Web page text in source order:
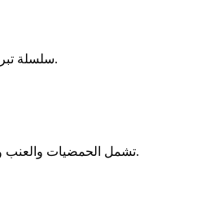
سلسلة تبريد موثوقة للتسليمات الطازجة.
تشمل الحمضيات والعنب وغيرها من المنتجات الموسمية.